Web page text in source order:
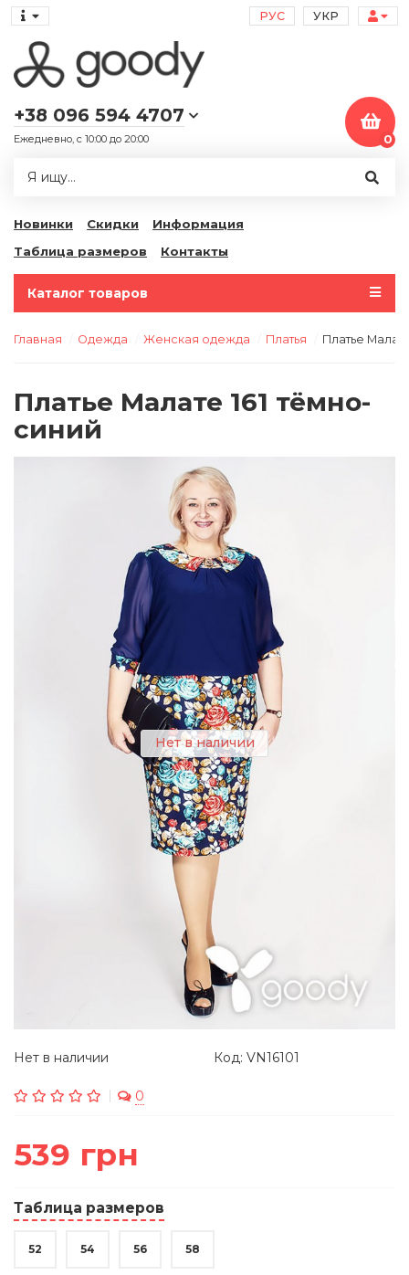
РУС УКР
+38 096 594 4707
Ежедневно, с 10:00 до 20:00 0
Новинки Скидки
Информация
Таблица размеров
Контакты
Каталог товаров
Главная Одежда Женская одежда Платья Платье
Платье Малате 161 тёмно-
синий
Нет в наличии
Нет в наличии Код: VN16101
0
539 грн
Таблица размеров
52 54 56 58